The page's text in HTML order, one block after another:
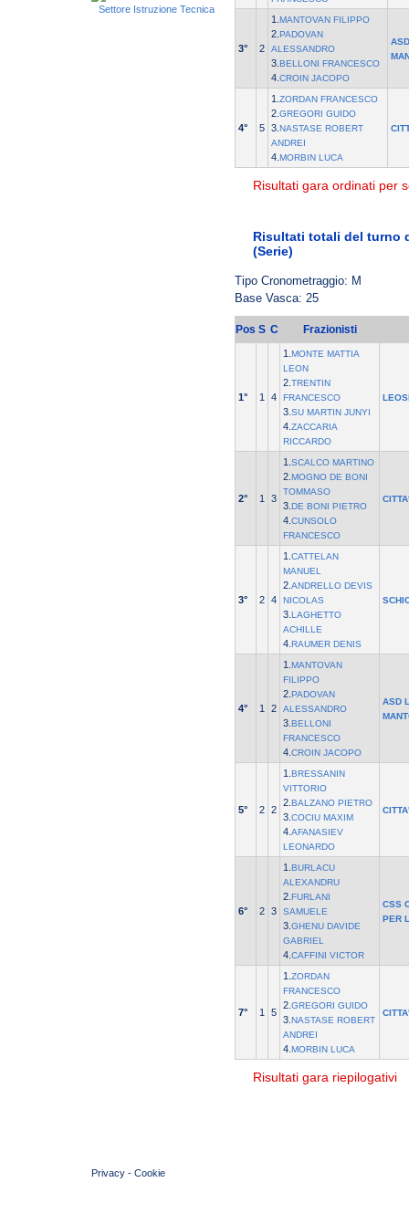
3° 2
1. MANTOVAN FILIPPO
2. PADOVAN
ALESSANDRO
3. BELLONI FRANCESCO
4. CROIN JACOPO
4° 5
1. ZORDAN FRANCESCO
2. GREGORI GUIDO
3. NASTASE ROBERT
ANDREI
4. MORBIN LUCA
Risultati gara ordinati per
Risultati totali del turno
(Serie)
Tipo Cronometraggio: M
Base Vasca: 25
Pos S C Frazionisti
1° 1 4
1. MONTE MATTIA
LEON
2. TRENTIN
FRANCESCO
3. SU MARTIN JUNYI
4. ZACCARIA
RICCARDO
2° 1 3
1. SCALCO MARTINO
2. MOGNO DE BONI
TOMMASO
3. DE BONI PIETRO
4. CUNSOLO
FRANCESCO
3° 2 4
1. CATTELAN
MANUEL
2. ANDRELLO DEVIS
NICOLAS
3. LAGHETTO
ACHILLE
4. RAUMER DENIS
4° 1 2
1. MANTOVAN
FILIPPO
2. PADOVAN
ALESSANDRO
3. BELLONI
FRANCESCO
4. CROIN JACOPO
ASD
5° 2 2
1. BRESSANIN
VITTORIO
2. BALZANO PIETRO
3. COCIU MAXIM
4. AFANASIEV
LEONARDO
6° 2 3
1. BURLACU
ALEXANDRU
2. FURLANI
SAMUELE
3. GHENU DAVIDE
GABRIEL
4. CAFFINI VICTOR
CSS
PER
7° 1 5
1. ZORDAN
FRANCESCO
2. GREGORI GUIDO
3. NASTASE ROBERT
ANDREI
4. MORBIN LUCA
Risultati gara riepilogativi
Privacy - Cookie